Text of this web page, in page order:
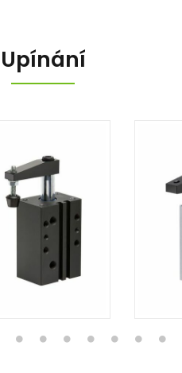
Upínání